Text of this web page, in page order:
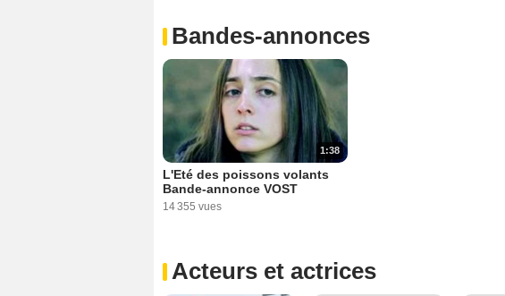
Bandes-annonces
1:38
L'Eté des poissons volants
Bande-annonce VOST
14 355 vues
Acteurs et actrices